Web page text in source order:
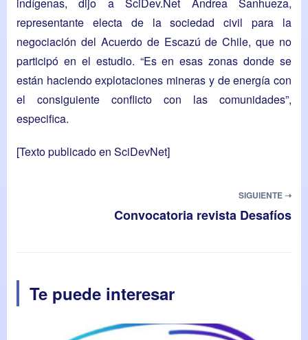
representante electa de la sociedad civil para la
negociación del Acuerdo de Escazú de Chile, que no
participó en el estudio. “Es en esas zonas donde se
están haciendo explotaciones mineras y de energía con
el consiguiente conflicto con las comunidades”,
especifica.
[Texto publicado en SciDevNet]
SIGUIENTE ➝
Convocatoria revista Desafíos
Te puede interesar